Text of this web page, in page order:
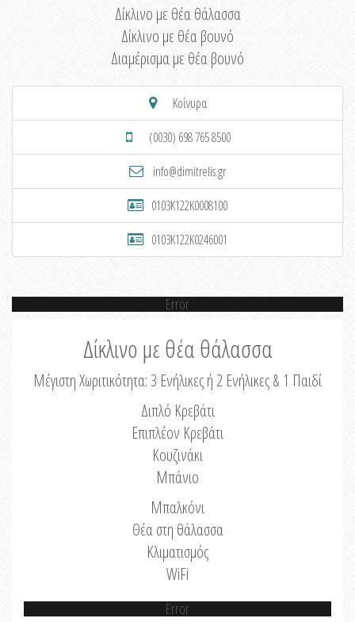
Δίκλινο με θέα θάλασσα
Δίκλινο με θέα βουνό
Διαμέρισμα με θέα βουνό
Κοίνυρα
(0030) 698 765 8500
info@dimitrelis.gr
0103K122K0008100
0103K122K0246001
Error
Δίκλινο με θέα θάλασσα
Μέγιστη Χωριτικότητα: 3 Ενήλικες ή 2 Ενήλικες & 1 Παιδί
Διπλό Κρεβάτι
Επιπλέον Κρεβάτι
Κουζινάκι
Μπάνιο
Μπαλκόνι
Θέα στη θάλασσα
Κλιματισμός
WiFi
Error